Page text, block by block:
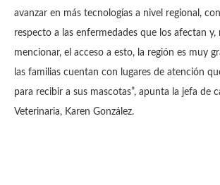
avanzar en más tecnologías a nivel regional,
respecto a las enfermedades que los afectan
mencionar, el acceso a esto, la región es muy
las familias cuentan con lugares de atención
para recibir a sus mascotas”, apunta la jefa de
Veterinaria, Karen González.